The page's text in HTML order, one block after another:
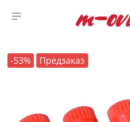
-53% Предзаказ